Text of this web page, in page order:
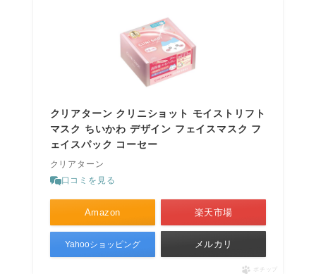
クリアターン クリニショット モイストリフト
マスク ちいかわ デザイン フェイスマスク フ
ェイスパック コーセー
クリアターン
口コミを見る
Amazon 楽天市場
Yahooショッピング メルカリ
ポチップ